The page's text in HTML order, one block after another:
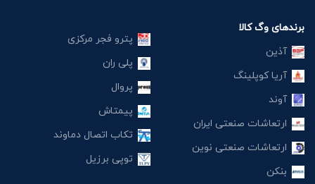
برندهای وگ کالا
آذین
آریا کوپلینگ
آوند
ارتعاشات صنعتی ایران
ارتعاشات صنعتی نوین
بنکن
پترو فجر مرکزی
پلی ران
پروال
پیمتاش
تکاب اتصال دماوند
توپی برزیل